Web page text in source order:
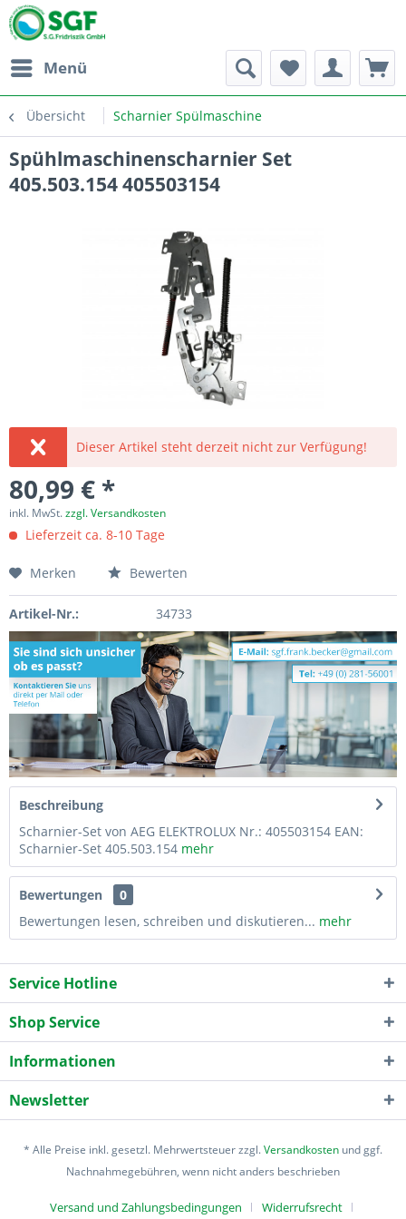
Menü
Übersicht Scharnier Spülmaschine
Spühlmaschinenscharnier Set
405.503.154 405503154
Dieser Artikel steht derzeit nicht zur Verfügung!
80,99 € *
inkl. MwSt.zzgl. Versandkosten
Lieferzeit ca. 8-10 Tage
Merken Bewerten
Artikel-Nr.: 34733
Beschreibung
Scharnier-Set von AEG ELEKTROLUX Nr.: 405503154 EAN:
Scharnier-Set 405.503.154 mehr
Bewertungen
0
Bewertungen lesen, schreiben und diskutieren... mehr
Service Hotline
Shop Service
Informationen
Newsletter
* Alle Preise inkl. gesetzl. Mehrwertsteuer zzgl.Versandkosten und ggf.
Nachnahmegebühren, wenn nicht anders beschrieben
Versand und Zahlungsbedingungen Widerrufsrecht